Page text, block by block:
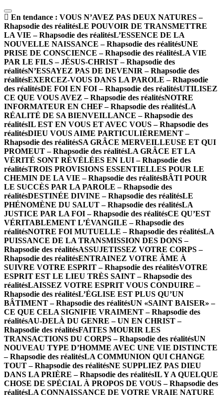
En tendance : VOUS N’AVEZ PAS DEUX NATURES –
Rhapsodie des réalitésLE POUVOIR DE TRANSMETTRE
LA VIE – Rhapsodie des réalitésL’ESSENCE DE LA
NOUVELLE NAISSANCE – Rhapsodie des réalitésUNE
PRISE DE CONSCIENCE – Rhapsodie des réalitésLA VIE
PAR LE FILS – JÉSUS-CHRIST – Rhapsodie des
réalitésN’ESSAYEZ PAS DE DEVENIR – Rhapsodie des
réalitésEXERCEZ-VOUS DANS LA PAROLE – Rhapsodie
des réalitésDE FOI EN FOI – Rhapsodie des réalitésUTILISEZ
CE QUE VOUS AVEZ – Rhapsodie des réalitésNOTRE
INFORMATEUR EN CHEF – Rhapsodie des réalitésLA
RÉALITÉ DE SA BIENVEILLANCE – Rhapsodie des
réalitésIL EST EN VOUS ET AVEC VOUS – Rhapsodie des
réalitésDIEU VOUS AIME PARTICULIÈREMENT –
Rhapsodie des réalitésSA GRÂCE MERVEILLEUSE ET QUI
PROMEUT – Rhapsodie des réalitésLA GRÂCE ET LA
VÉRITÉ SONT RÉVÉLÉES EN LUI – Rhapsodie des
réalitésTROIS PROVISIONS ESSENTIELLES POUR LE
CHEMIN DE LA VIE – Rhapsodie des réalitésBÂTI POUR
LE SUCCÈS PAR LA PAROLE – Rhapsodie des
réalitésDESTINÉE DIVINE – Rhapsodie des réalitésLE
PHÉNOMÈNE DU SALUT – Rhapsodie des réalitésLA
JUSTICE PAR LA FOI – Rhapsodie des réalitésCE QU’EST
VÉRITABLEMENT L’ÉVANGILE – Rhapsodie des
réalitésNOTRE FOI MUTUELLE – Rhapsodie des réalitésLA
PUISSANCE DE LA TRANSMISSION DES DONS –
Rhapsodie des réalitésASSUJETISSEZ VOTRE CORPS –
Rhapsodie des réalitésENTRAINEZ VOTRE ÂME À
SUIVRE VOTRE ESPRIT – Rhapsodie des réalitésVOTRE
ESPRIT EST LE LIEU TRÈS SAINT – Rhapsodie des
réalitésLAISSEZ VOTRE ESPRIT VOUS CONDUIRE –
Rhapsodie des réalitésL’ÉGLISE EST PLUS QU’UN
BÂTIMENT – Rhapsodie des réalitésUN «SAINT BAISER» –
CE QUE CELA SIGNIFIE VRAIMENT – Rhapsodie des
réalitésAU-DELÀ DU GENRE – UN EN CHRIST –
Rhapsodie des réalitésFAITES MOURIR LES
TRANSACTIONS DU CORPS – Rhapsodie des réalitésUN
NOUVEAU TYPE D’HOMME AVEC UNE VIE DISTINCTE
– Rhapsodie des réalitésLA COMMUNION QUI CHANGE
TOUT – Rhapsodie des réalitésNE SUPPLIEZ PAS DIEU
DANS LA PRIÈRE – Rhapsodie des réalitésIL Y A QUELQUE
CHOSE DE SPÉCIAL À PROPOS DE VOUS – Rhapsodie des
réalitésLA CONNAISSANCE DE VOTRE VRAIE NATURE